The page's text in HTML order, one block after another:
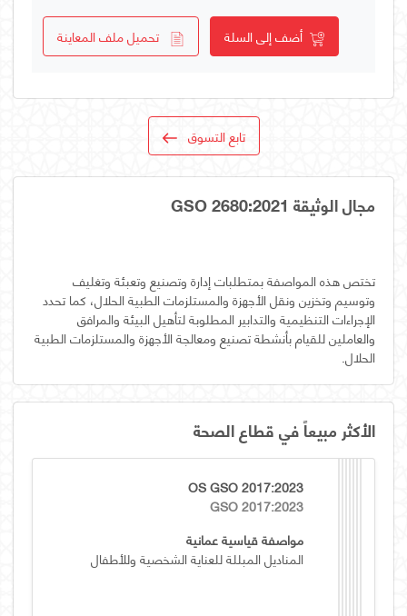
أضف إلى السلة تحميل ملف المعاينة
تابع التسوق
مجال الوثيقة GSO 2680:2021
تختص هذه المواصفة بمتطلبات إدارة وتصنيع وتعبئة وتغليف
وتوسيم وتخزين ونقل الأجهزة والمستلزمات الطبية الحلال، كما تحدد
الإجراءات التنظيمية والتدابير المطلوبة لتأهيل البيئة والمرافق
والعاملين للقيام بأنشطة تصنيع ومعالجة الأجهزة والمستلزمات الطبية
الحلال.
الأكثر مبيعاً في قطاع الصحة
OS GSO 2017:2023
GSO 2017:2023
مواصفة قياسية عمانية
المناديل المبللة للعناية الشخصية وللأطفال